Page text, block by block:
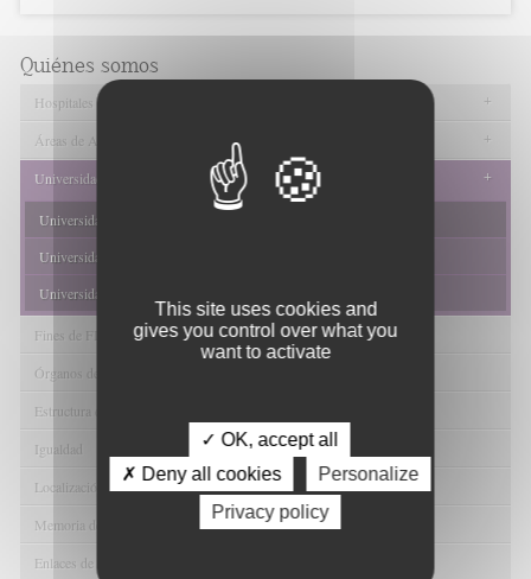
Quiénes somos
+
Hospitales
+
Áreas de Atención Primaria
+
Universidades
Universidad de Granada
Universidad de Almería
Universidad de Jaén
Fines de FIBAO
Órganos de Gobierno
Estructura de FIBAO
Igualdad
Localización y contacto
Memoria de Actividades
Enlaces de interés
This site uses cookies and
gives you control over what you
want to activate
✓ OK, accept all
✗ Deny all cookies
Personalize
Privacy policy